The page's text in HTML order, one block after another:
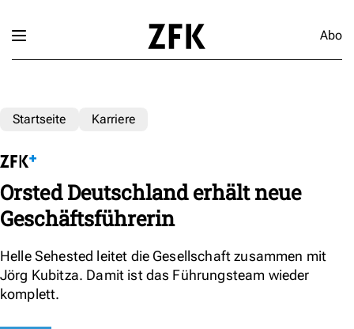
Abo
Startseite Karriere
Orsted Deutschland erhält neue
Geschäftsführerin
Helle Sehested leitet die Gesellschaft zusammen mit
Jörg Kubitza. Damit ist das Führungsteam wieder
komplett.